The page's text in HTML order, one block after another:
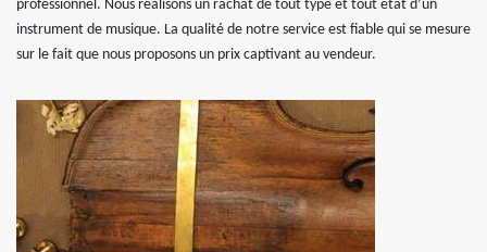
professionnel. Nous réalisons un rachat de tout type et tout état d’un
instrument de musique. La qualité de notre service est fiable qui se mesure
sur le fait que nous proposons un prix captivant au vendeur.